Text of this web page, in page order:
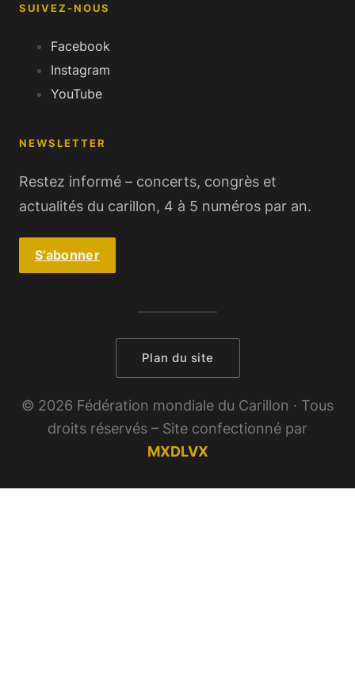
SUIVEZ-NOUS
Facebook
Instagram
YouTube
NEWSLETTER
Restez informé – concerts, congrès et
actualités du carillon, 4 à 5 numéros par an.
S’abonner
Plan du site
© 2026 Fédération mondiale du Carillon · Tous
droits réservés – Site confectionné par
MXDLVX